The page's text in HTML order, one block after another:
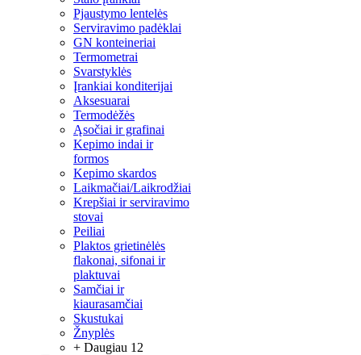
Pjaustymo lentelės
Serviravimo padėklai
GN konteineriai
Termometrai
Svarstyklės
Įrankiai konditerijai
Aksesuarai
Termodėžės
Ąsočiai ir grafinai
Kepimo indai ir
formos
Kepimo skardos
Laikmačiai/Laikrodžiai
Krepšiai ir serviravimo
stovai
Peiliai
Plaktos grietinėlės
flakonai, sifonai ir
plaktuvai
Samčiai ir
kiaurasamčiai
Skustukai
Žnyplės
+ Daugiau 12